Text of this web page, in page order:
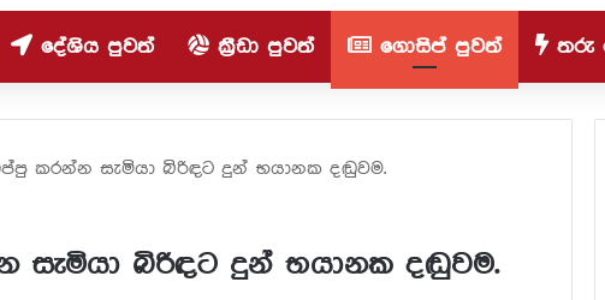
දේශිය පුවත් ක්‍රීඩා පුවත් ගොසිප් පුවත් තරු
කරන්න සැමියා බිරිඳට දුන් භයානක දඬුවම.
සැමියා බිරිඳට දුන් භයානක දඬුවම.